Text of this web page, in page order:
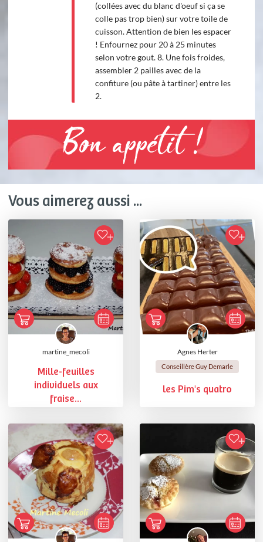
(collées avec du blanc d'oeuf si ça se
colle pas trop bien) sur votre toile de
cuisson. Attention de bien les espacer
! Enfournez pour 20 à 25 minutes
selon votre gout. 8. Une fois froides,
assembler 2 pailles avec de la
confiture (ou pâte à tartiner) entre les
2.
Bon appétit !
Vous aimerez aussi ...
martine_mecoli
Mille-feuilles
individuels aux
fraise...
Agnes Herter
Conseillère Guy Demarle
les Pim's quatro